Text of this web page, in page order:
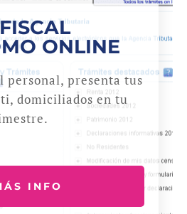
ONLINE
personal, presenta tus
domiciliados en tu
INFO